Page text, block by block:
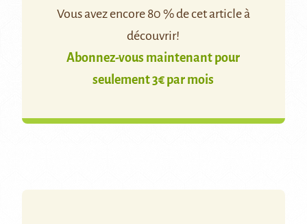
Vous avez encore 80 % de cet article à
découvrir!
Abonnez-vous maintenant pour
seulement 3€ par mois